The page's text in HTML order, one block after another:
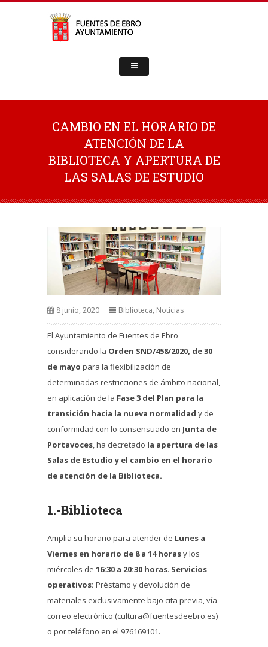
CAMBIO EN EL HORARIO DE
ATENCIÓN DE LA
BIBLIOTECA Y APERTURA DE
LAS SALAS DE ESTUDIO
8 junio, 2020 Biblioteca, Noticias
El Ayuntamiento de Fuentes de Ebro
considerando la Orden SND/458/2020, de 30
de mayo para la flexibilización de
determinadas restricciones de ámbito nacional,
en aplicación de la Fase 3 del Plan para la
transición hacia la nueva normalidad y de
conformidad con lo consensuado en Junta de
Portavoces, ha decretado la apertura de las
Salas de Estudio y el cambio en el horario
de atención de la Biblioteca.
1.-Biblioteca
Amplia su horario para atender de Lunes a
Viernes en horario de 8 a 14 horasy los
miércoles de 16:30 a 20:30 horas. Servicios
operativos: Préstamo y devolución de
materiales exclusivamente bajo cita previa, vía
correo electrónico (cultura@fuentesdeebro.es)
o por teléfono en el 976169101.